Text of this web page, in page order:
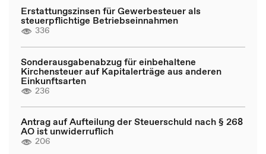
Erstattungszinsen für Gewerbesteuer als
steuerpflichtige Betriebseinnahmen
336
Sonderausgabenabzug für einbehaltene
Kirchensteuer auf Kapitalerträge aus anderen
Einkunftsarten
236
Antrag auf Aufteilung der Steuerschuld nach § 268
AO ist unwiderruflich
206